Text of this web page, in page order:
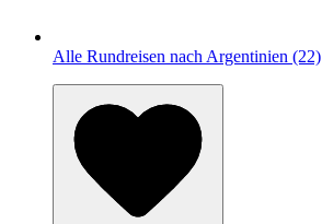
Alle Rundreisen nach Argentinien (22)